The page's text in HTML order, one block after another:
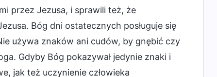
przez Jezusa, i sprawili też, że
Bóg dni ostatecznych posługuje się
używa znaków ani cudów, by gnębić czy
Gdyby Bóg pokazywał jedynie znaki i
jak też uczynienie człowieka